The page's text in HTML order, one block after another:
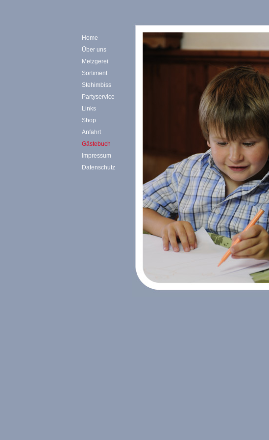
Home
Über uns
Metzgerei
Sortiment
Stehimbiss
Partyservice
Links
Shop
Anfahrt
Gästebuch
Impressum
Datenschutz